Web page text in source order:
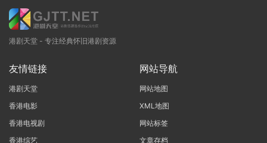
港剧天堂 - 专注经典怀旧港剧资源
友情链接
港剧天堂
香港电影
香港电视剧
香港综艺
网站导航
网站地图
XML地图
网站标签
文章存档